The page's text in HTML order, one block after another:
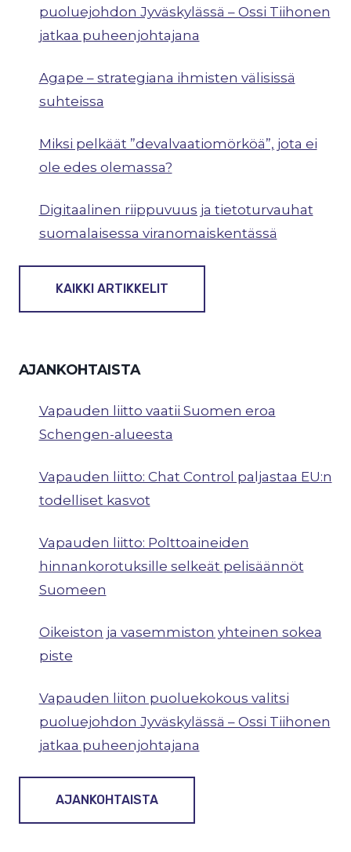
puoluejohdon Jyväskylässä – Ossi Tiihonen
jatkaa puheenjohtajana
Agape – strategiana ihmisten välisissä
suhteissa
Miksi pelkäät ”devalvaatiomörköä”, jota ei
ole edes olemassa?
Digitaalinen riippuvuus ja tietoturvauhat
suomalaisessa viranomaiskentässä
KAIKKI ARTIKKELIT
AJANKOHTAISTA
Vapauden liitto vaatii Suomen eroa
Schengen-alueesta
Vapauden liitto: Chat Control paljastaa EU:n
todelliset kasvot
Vapauden liitto: Polttoaineiden
hinnankorotuksille selkeät pelisäännöt
Suomeen
Oikeiston ja vasemmiston yhteinen sokea
piste
Vapauden liiton puoluekokous valitsi
puoluejohdon Jyväskylässä – Ossi Tiihonen
jatkaa puheenjohtajana
AJANKOHTAISTA